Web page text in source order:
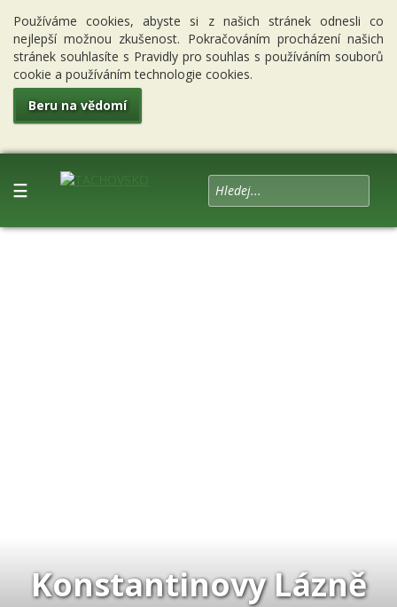
Používáme cookies, abyste si z našich stránek odnesli co
nejlepší možnou zkušenost. Pokračováním procházení našich
stránek souhlasíte s Pravidly pro souhlas s používáním souborů
cookie a používáním technologie cookies.
Beru na vědomí
☰
Konstantinovy Lázně